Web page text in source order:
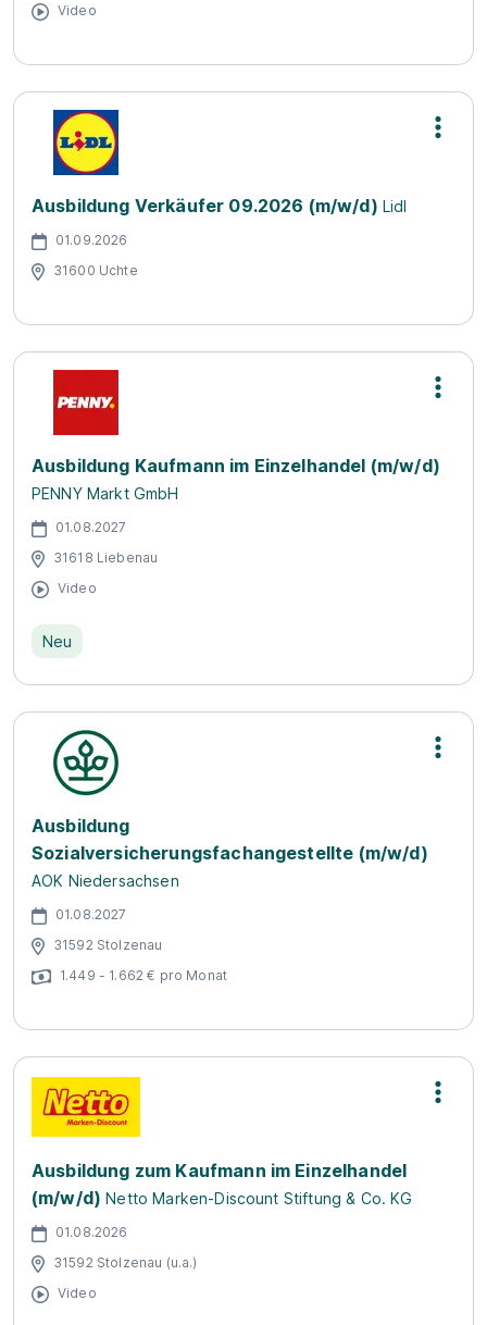
Video
Ausbildung Verkäufer 09.2026 (m/w/d) Lidl
01.09.2026
31600 Uchte
Ausbildung Kaufmann im Einzelhandel (m/w/d)
PENNY Markt GmbH
01.08.2027
31618 Liebenau
Video
Neu
Ausbildung
Sozialversicherungsfachangestellte (m/w/d)
AOK Niedersachsen
01.08.2027
31592 Stolzenau
1.449 - 1.662 € pro Monat
Ausbildung zum Kaufmann im Einzelhandel
(m/w/d) Netto Marken-Discount Stiftung & Co. KG
01.08.2026
31592 Stolzenau (u.a.)
Video